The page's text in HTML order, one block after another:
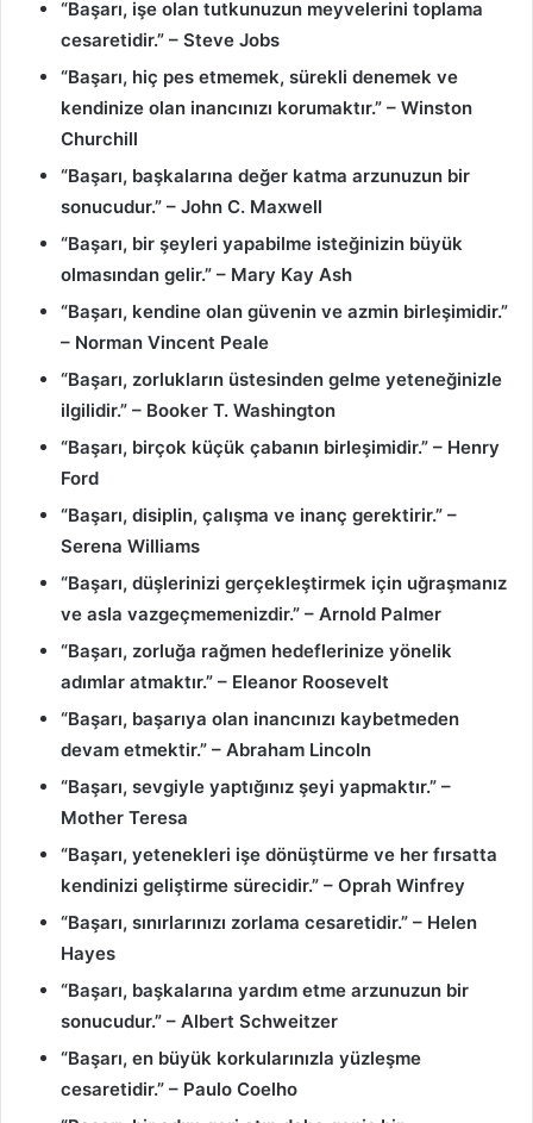
“Başarı, işe olan tutkunuzun meyvelerini toplama
cesaretidir.” – Steve Jobs
“Başarı, hiç pes etmemek, sürekli denemek ve
kendinize olan inancınızı korumaktır.” – Winston
Churchill
“Başarı, başkalarına değer katma arzunuzun bir
sonucudur.” – John C. Maxwell
“Başarı, bir şeyleri yapabilme isteğinizin büyük
olmasından gelir.” – Mary Kay Ash
“Başarı, kendine olan güvenin ve azmin birleşimidir.”
– Norman Vincent Peale
“Başarı, zorlukların üstesinden gelme yeteneğinizle
ilgilidir.” – Booker T. Washington
“Başarı, birçok küçük çabanın birleşimidir.” – Henry
Ford
“Başarı, disiplin, çalışma ve inanç gerektirir.” –
Serena Williams
“Başarı, düşlerinizi gerçekleştirmek için uğraşmanız
ve asla vazgeçmemenizdir.” – Arnold Palmer
“Başarı, zorluğa rağmen hedeflerinize yönelik
adımlar atmaktır.” – Eleanor Roosevelt
“Başarı, başarıya olan inancınızı kaybetmeden
devam etmektir.” – Abraham Lincoln
“Başarı, sevgiyle yaptığınız şeyi yapmaktır.” –
Mother Teresa
“Başarı, yetenekleri işe dönüştürme ve her fırsatta
kendinizi geliştirme sürecidir.” – Oprah Winfrey
“Başarı, sınırlarınızı zorlama cesaretidir.” – Helen
Hayes
“Başarı, başkalarına yardım etme arzunuzun bir
sonucudur.” – Albert Schweitzer
“Başarı, en büyük korkularınızla yüzleşme
cesaretidir.” – Paulo Coelho